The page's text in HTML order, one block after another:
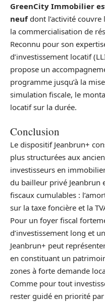
GreenCity Immobilier
neufdont l’activité
la commercialisation de
Reconnu pour son
d’investissement locatif
propose un
programme jusqu’à la
simulation fiscale, le
locatif sur la durée.
Conclusion
Le dispositif Jeanbrun+
plus structurées aux
investisseurs en
du bailleur privé Jeanbrun
fiscaux cumulables :
sur la taxe foncière et la
Pour un foyer fiscal
d’investissement long et
Jeanbrun+ peut
en constituant un
zones à forte demande
Comme pour tout
rester guidé en priorité